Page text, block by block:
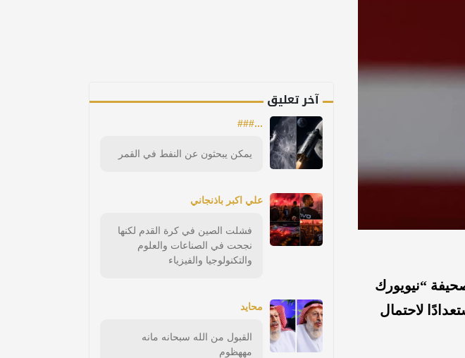
“نيويورك
لاحتمال
آخر تعليق
...###
يمكن يبحثون عن النفط في القمر
علي اكبر باذنجاني
فشلت الصين في كرة القدم لكنها
نجحت في الصناعات والعلوم
والتكنولوجيا والفيزياء
محايد
القبول من الله سبحانه مانه
مههظوم